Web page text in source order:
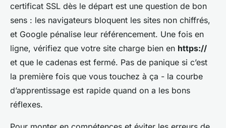
certificat SSL dès le départ est une question de bon
sens : les navigateurs bloquent les sites non chiffrés,
et Google pénalise leur référencement. Une fois en
ligne, vérifiez que votre site charge bien en https://
et que le cadenas est fermé. Pas de panique si c’est
la première fois que vous touchez à ça - la courbe
d’apprentissage est rapide quand on a les bons
réflexes.